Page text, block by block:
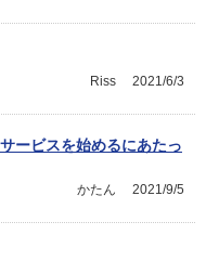
2021/6/3
Riss
ービスを始めるにあたっ
2021/9/5
かたん